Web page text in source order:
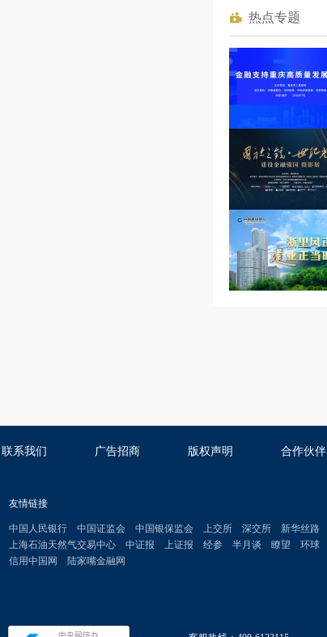
热点专题
联系我们 广告招商 版权声明 合作伙伴
友情链接
中国人民银行 中国证监会 中国银保监会 上交所 深交所 新华丝路
上海石油天然气交易中心
中证报 上证报 经参 半月谈 瞭望 环球
信用中国网
陆家嘴金融网